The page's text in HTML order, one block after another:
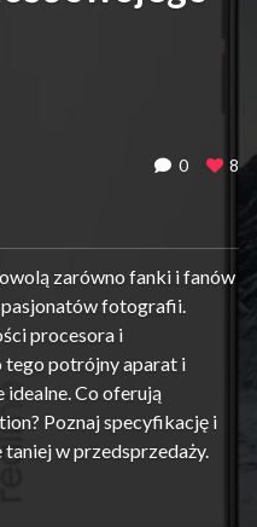
0 8
zarówno fanki i fanów
fotografii.
procesora i
tego potrójny aparat i
idealne. Co oferują
Poznaj specyfikację i
w przedsprzedaży.